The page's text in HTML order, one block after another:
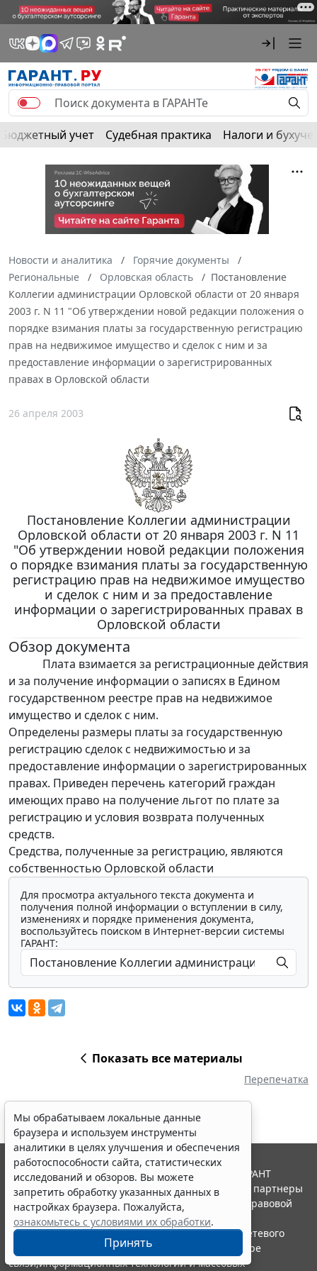
Бюджетный учет Судебная практика Налоги и
Новости и аналитика
Горячие документы
Региональные
Орловская область
Постановление
Коллегии администрации Орловской области от 20 января
2003 г. N 11 "Об утверждении новой редакции положения о
порядке взимания платы за государственную регистрацию
прав на недвижимое имущество и сделок с ним и за
предоставление информации о зарегистрированных
правах в Орловской области
26 апреля 2003
Постановление Коллегии администрации
Орловской области от 20 января 2003 г. N 11
"Об утверждении новой редакции положения
о порядке взимания платы за государственную
регистрацию прав на недвижимое имущество
и сделок с ним и за предоставление
информации о зарегистрированных правах в
Орловской области
Обзор документа
Плата взимается за регистрационные действия
и за получение информации о записях в Едином
государственном реестре прав на недвижимое
имущество и сделок с ним.
Определены размеры платы за государственную
регистрацию сделок с недвижимостью и за
предоставление информации о зарегистрированных
правах. Приведен перечень категорий граждан
имеющих право на получение льгот по плате за
регистрацию и условия возврата полученных
средств.
Средства, полученные за регистрацию, являются
собственностью Орловской области
Для просмотра актуального текста документа и
получения полной информации о вступлении в силу,
изменениях и порядке применения документа,
воспользуйтесь поиском в Интернет-версии системы
ГАРАНТ:
Показать все материалы
Перепечатка
Мы обрабатываем локальные данные
браузера и используем инструменты
аналитики в целях улучшения и обеспечения
работоспособности сайта, статистических
исследований и обзоров. Вы можете
запретить обработку указанных данных в
настройках браузера. Пожалуйста,
ознакомьтесь с условиями их обработки.
Принять
© ООО "НПП "ГАРАНТ-СЕРВИС", 2026. Система ГАРАНТ
выпускается с 1990 года. Компания "Гарант" и ее партнеры
являются участниками Российской ассоциации правовой
информации ГАРАНТ.
Портал ГАРАНТ.РУ зарегистрирован в качестве сетевого
издания Федеральной службой по надзору в сфере
связи,информационных технологий и массовых